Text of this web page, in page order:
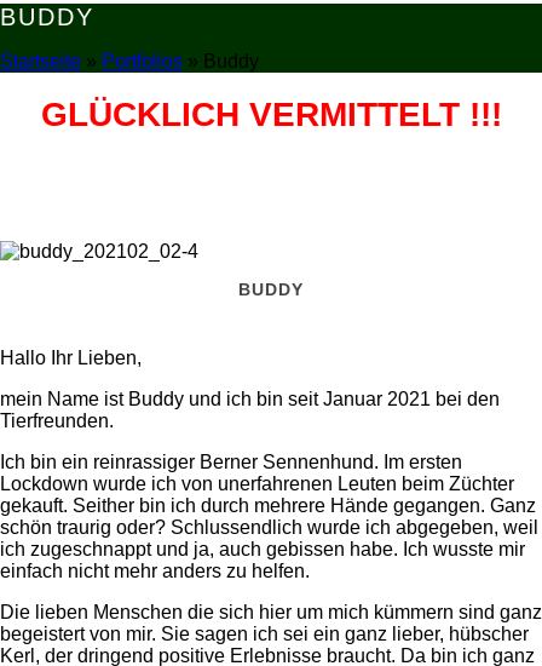
BUDDY
Startseite » Portfolios » Buddy
GLÜCKLICH VERMITTELT !!!
BUDDY
Hallo Ihr Lieben,
mein Name ist Buddy und ich bin seit Januar 2021 bei den
Tierfreunden.
Ich bin ein reinrassiger Berner Sennenhund. Im ersten
Lockdown wurde ich von unerfahrenen Leuten beim Züchter
gekauft. Seither bin ich durch mehrere Hände gegangen. Ganz
schön traurig oder? Schlussendlich wurde ich abgegeben, weil
ich zugeschnappt und ja, auch gebissen habe. Ich wusste mir
einfach nicht mehr anders zu helfen.
Die lieben Menschen die sich hier um mich kümmern sind ganz
begeistert von mir. Sie sagen ich sei ein ganz lieber, hübscher
Kerl, der dringend positive Erlebnisse braucht. Da bin ich ganz